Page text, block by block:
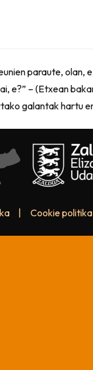
paraute, olan,
e?” – (Etxean
galantak hartu
Cookie politika